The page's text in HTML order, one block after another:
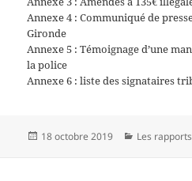
Annexe 4 : Communiqué de
Gironde
Annexe 5 : Témoignage d’une
la police
Annexe 6 : liste des signataires
Publié
18 octobre 2019 Catégories
Les